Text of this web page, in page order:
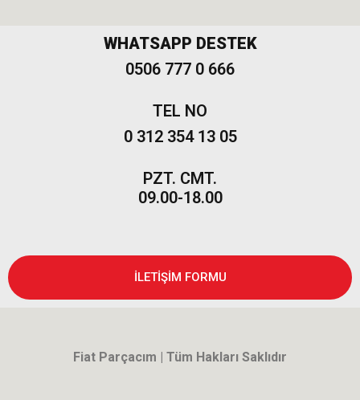
WHATSAPP DESTEK
0506 777 0 666
TEL NO
0 312 354 13 05
PZT. CMT.
09.00-18.00
İLETİŞİM FORMU
Fiat Parçacım | Tüm Hakları Saklıdır